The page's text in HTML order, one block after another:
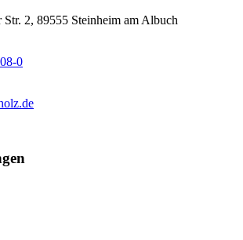
Str. 2, 89555 Steinheim am Albuch
0